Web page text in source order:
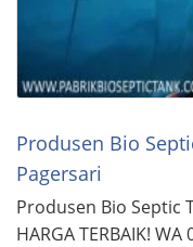
Produsen Bio
Pagersari
Produsen Bio Septic
HARGA TERBAIK!